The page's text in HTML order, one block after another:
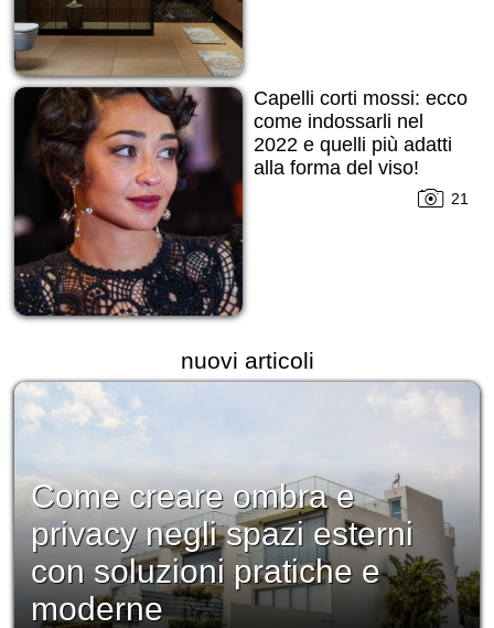
Capelli corti mossi: ecco
come indossarli nel
2022 e quelli più adatti
alla forma del viso!
21
nuovi articoli
Come creare ombra e
privacy negli spazi esterni
con soluzioni pratiche e
moderne